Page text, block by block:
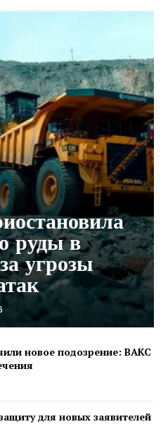
руды в
угрозы
новое подозрение: ВАКС
для новых заявителей